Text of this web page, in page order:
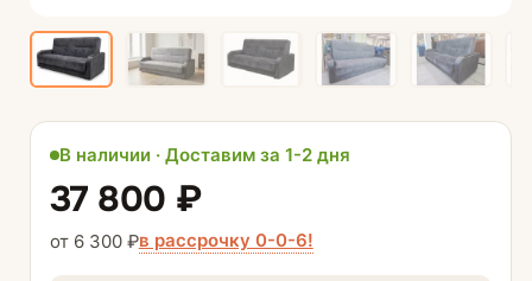
В наличии · Доставим за 1-2 дня
37 800 ₽
от 6 300 ₽в рассрочку 0-0-6!